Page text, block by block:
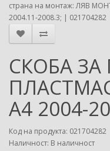
страна на монтаж: ЛЯВ
2004.11-2008.3; | 021704282
СКОБА
A4 2004-
Код на продукта: 021704282
Наличност: В наличност